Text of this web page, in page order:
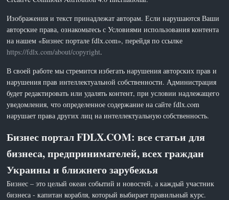
Изображения и текст принадлежат авторам. Если нарушаются Ваши
авторские права, ознакомьтесь с Условиями использования контента
на нашем «Бизнес портале fdlx.com», перейдя по ссылке
https://fdlx.com/about/copyright.
В своей работе мы стремится избегать нарушения авторских прав и
нарушения прав интеллектуальной собственности. Администрация
будет редактировать или удалять контент, при условии надлежащего
уведомления, что определенное содержание на сайте fdlx.com
нарушает права других лиц на интеллектуальную собственность.
Бизнес портал FDLX.COM: все статьи для
бизнеса, предпринимателей, всех граждан
Украины и ближнего зарубежья
Бизнес – это целый океан событий и новостей, а каждый участник
бизнеса - капитан корабля, который выбирает правильный курс.